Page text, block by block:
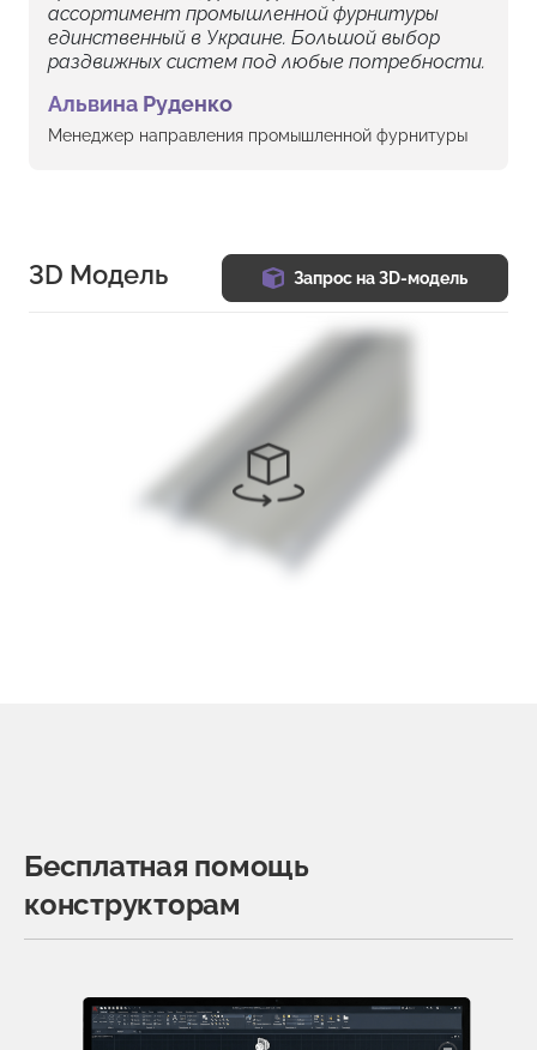
ассортимент промышленной фурнитуры
единственный в Украине. Большой выбор
раздвижных систем под любые потребности.
Альвина Руденко
Менеджер направления промышленной фурнитуры
3D Модель Запрос на 3D-модель
Бесплатная помощь
конструкторам